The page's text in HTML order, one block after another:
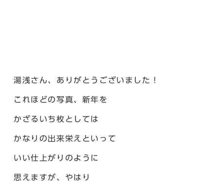
湯浅さん、ありがとうございました！
これほどの写真、新年を
かざるいち枚としては
かなりの出来栄えといって
いい仕上がりのように
思えますが、やはり